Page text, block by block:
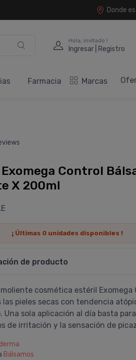
Donde
Hola, invitado !
Ingresar | Registro
Farmacia Marcas
Control
X 200ml
¡ Últimas 0 unidades disponibles !
de producto
moliente cosmética estéril Exomega
las pieles secas con tendencia
Una sola aplicación al dí­a basta
de irritación y la sensación de
Bálsamos